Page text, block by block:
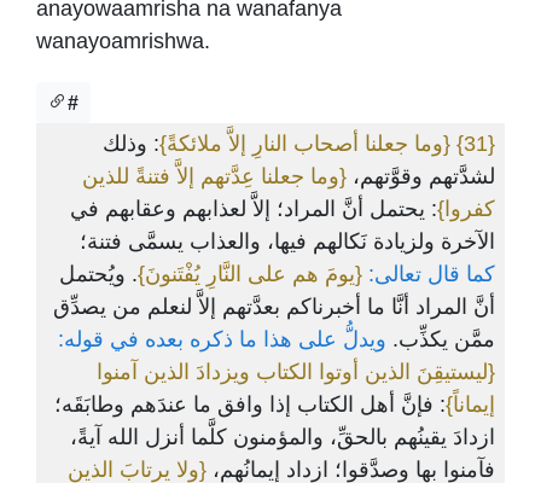
anayowaamrisha na wanafanya
wanayoamrishwa.
#
{31} {وما جعلنا أصحاب النارِ إلاَّ ملائكةً}: وذلك
لشدَّتهم وقوَّتهم، {وما جعلنا عِدَّتهم إلاَّ فتنةً للذين
كفروا}: يحتمل أنَّ المراد؛ إلاَّ لعذابهم وعقابهم في
الآخرة ولزيادة نَكالهم فيها، والعذاب يسمَّى فتنة؛
كما قال تعالى: {يومَ هم على النَّارِ يُفْتَنونَ}. ويُحتمل
أنَّ المراد أنَّا ما أخبرناكم بعدَّتهم إلاَّ لنعلم من يصدِّق
ممَّن يكذِّب. ويدلُّ على هذا ما ذكره بعده في قوله:
{ليستيقِنَ الذين أوتوا الكتاب ويزدادَ الذين آمنوا
إيماناً}: فإنَّ أهل الكتاب إذا وافق ما عندَهم وطابَقَه؛
ازدادَ يقينُهم بالحقِّ، والمؤمنون كلَّما أنزل الله آيةً،
فآمنوا بها وصدَّقوا؛ ازداد إيمانُهم، {ولا يرتابَ الذين